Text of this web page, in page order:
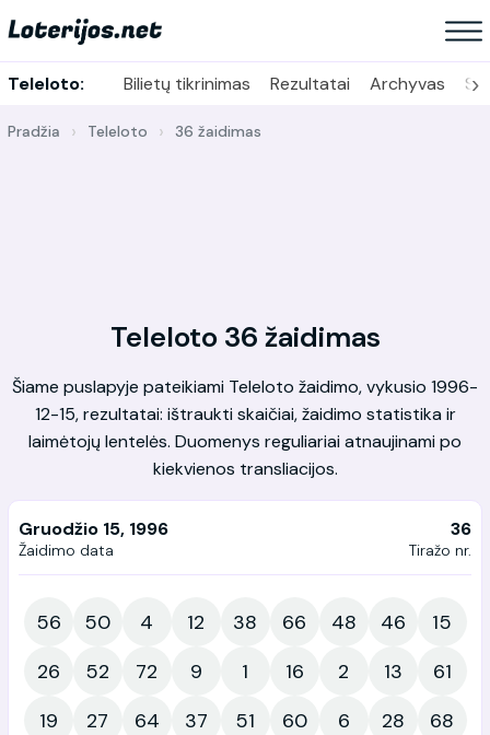
Teleloto: Bilietų tikrinimas Rezultatai Archyvas ›
Pradžia Teleloto 36 žaidimas
Teleloto 36 žaidimas
Šiame puslapyje pateikiami Teleloto žaidimo, vykusio 1996-
12-15, rezultatai: ištraukti skaičiai, žaidimo statistika ir
laimėtojų lentelės. Duomenys reguliariai atnaujinami po
kiekvienos transliacijos.
Gruodžio 15, 1996
Žaidimo data
36
Tiražo nr.
56 50 4 12 38 66 48 46
15
26
52 72 9 1 16 2 13
61
19
27 64 37 51 60 6 28
68